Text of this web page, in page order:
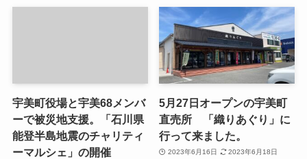
宇美町役場と宇美68メンバ
ーで被災地支援。「石川県
能登半島地震のチャリティ
ーマルシェ」の開催
5月27日オープンの宇美町
直売所 「織りあぐり」に
行って来ました。
2023年6月16日 2023年6月18日